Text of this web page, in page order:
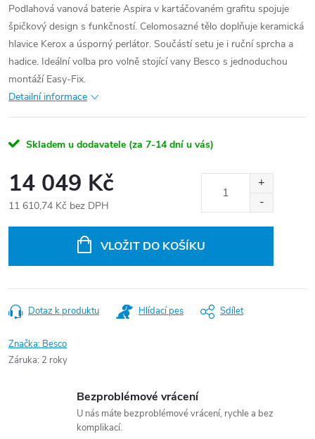
Podlahová vanová baterie Aspira v kartáčovaném grafitu spojuje
špičkový design s funkčností. Celomosazné tělo doplňuje keramická
hlavice Kerox a úsporný perlátor. Součástí setu je i ruční sprcha a
hadice. Ideální volba pro volně stojící vany Besco s jednoduchou
montáží Easy-Fix.
Detailní informace
Skladem u dodavatele (za 7-14 dní u vás)
14 049 Kč
11 610,74 Kč bez DPH
VLOŽIT DO KOŠÍKU
Dotaz k produktu Hlídací pes Sdílet
Značka: Besco
Záruka: 2 roky
Bezproblémové vrácení
U nás máte bezproblémové vrácení, rychle a bez
komplikací.